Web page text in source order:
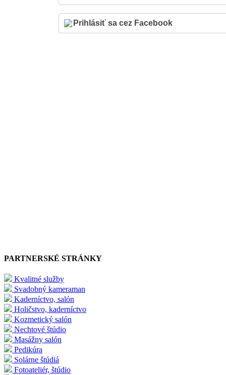
PARTNERSKÉ STRÁNKY
Kvalitné služby
Svadobný kameraman
Kaderníctvo, salón
Holičstvo, kaderníctvo
Kozmetický salón
Nechtové štúdio
Masážny salón
Pedikúra
Solárne štúdiá
Fotoateliér, štúdio